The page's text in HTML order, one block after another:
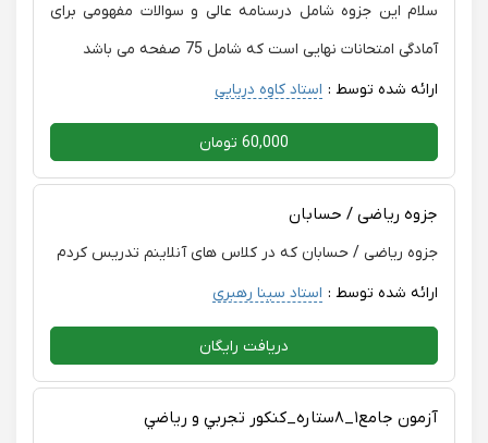
سلام این جزوه شامل درسنامه عالی و سوالات مفهومی برای
آمادگی امتحانات نهایی است که شامل 75 صفحه می باشد
ارائه شده توسط : استاد کاوه دریایی
60,000 تومان
جزوه ریاضی / حسابان
جزوه ریاضی / حسابان که در کلاس های آنلاینم تدریس کردم
ارائه شده توسط : استاد سینا رهبری
دریافت رایگان
آزمون جامع١_٨ستاره_كنكور تجربي و رياضي